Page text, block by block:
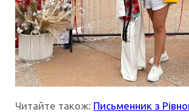
Читайте також: Письменник з